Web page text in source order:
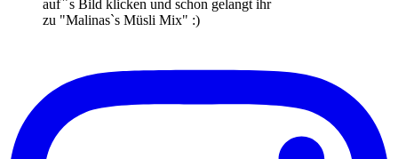
auf`´s Bild klicken und schon gelangt ihr
zu "Malinas`s Müsli Mix" :)